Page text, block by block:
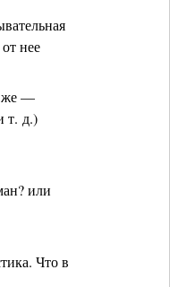
нее
же —
т. д.)
или
Что в